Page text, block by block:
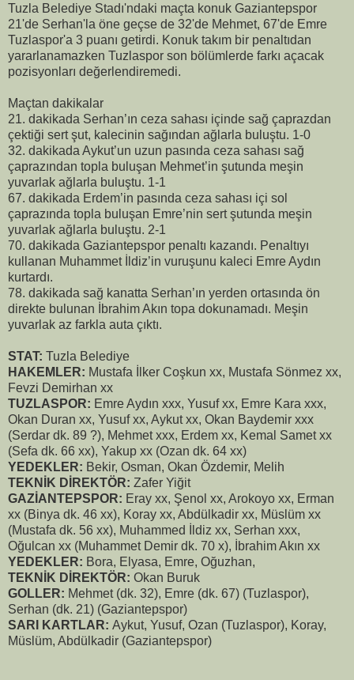
Tuzla Belediye Stadı'ndaki maçta konuk Gaziantepspor
21'de Serhan'la öne geçse de 32'de Mehmet, 67'de Emre
Tuzlaspor'a 3 puanı getirdi. Konuk takım bir penaltıdan
yararlanamazken Tuzlaspor son bölümlerde farkı açacak
pozisyonları değerlendiremedi.
Maçtan dakikalar
21. dakikada Serhan’ın ceza sahası içinde sağ çaprazdan
çektiği sert şut, kalecinin sağından ağlarla buluştu. 1-0
32. dakikada Aykut’un uzun pasında ceza sahası sağ
çaprazından topla buluşan Mehmet’in şutunda meşin
yuvarlak ağlarla buluştu. 1-1
67. dakikada Erdem’in pasında ceza sahası içi sol
çaprazında topla buluşan Emre’nin sert şutunda meşin
yuvarlak ağlarla buluştu. 2-1
70. dakikada Gaziantepspor penaltı kazandı. Penaltıyı
kullanan Muhammet İldiz’in vuruşunu kaleci Emre Aydın
kurtardı.
78. dakikada sağ kanatta Serhan’ın yerden ortasında ön
direkte bulunan İbrahim Akın topa dokunamadı. Meşin
yuvarlak az farkla auta çıktı.
STAT: Tuzla Belediye
HAKEMLER: Mustafa İlker Coşkun xx, Mustafa Sönmez xx,
Fevzi Demirhan xx
TUZLASPOR: Emre Aydın xxx, Yusuf xx, Emre Kara xxx,
Okan Duran xx, Yusuf xx, Aykut xx, Okan Baydemir xxx
(Serdar dk. 89 ?), Mehmet xxx, Erdem xx, Kemal Samet xx
(Sefa dk. 66 xx), Yakup xx (Ozan dk. 64 xx)
YEDEKLER: Bekir, Osman, Okan Özdemir, Melih
TEKNİK DİREKTÖR: Zafer Yiğit
GAZİANTEPSPOR: Eray xx, Şenol xx, Arokoyo xx, Erman
xx (Binya dk. 46 xx), Koray xx, Abdülkadir xx, Müslüm xx
(Mustafa dk. 56 xx), Muhammed İldiz xx, Serhan xxx,
Oğulcan xx (Muhammet Demir dk. 70 x), İbrahim Akın xx
YEDEKLER: Bora, Elyasa, Emre, Oğuzhan,
TEKNİK DİREKTÖR: Okan Buruk
GOLLER: Mehmet (dk. 32), Emre (dk. 67) (Tuzlaspor),
Serhan (dk. 21) (Gaziantepspor)
SARI KARTLAR: Aykut, Yusuf, Ozan (Tuzlaspor), Koray,
Müslüm, Abdülkadir (Gaziantepspor)